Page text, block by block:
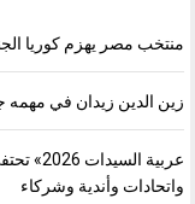
منتخب مصر يهزم كوريا
زين الدين زيدان في مهمه
عربية
واتحادات وأندية وشركاء